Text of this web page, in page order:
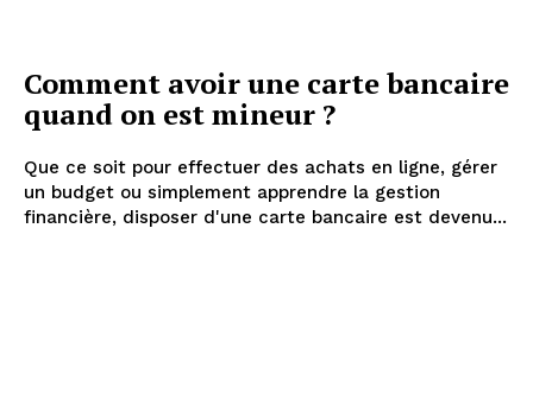
Comment avoir une carte bancaire
quand on est mineur ?
Que ce soit pour effectuer des achats en ligne, gérer
un budget ou simplement apprendre la gestion
financière, disposer d'une carte bancaire est devenu...